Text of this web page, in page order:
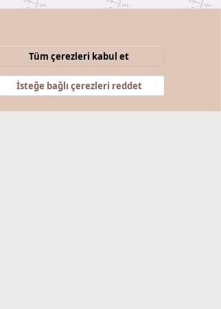
Gizlilik politikası Yardım Anasayfa
Tüm çerezleri kabul et
İsteğe bağlı çerezleri reddet